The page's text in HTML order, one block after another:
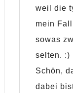
weil die
mein
sowas
selten. :)
Schön,
dabei